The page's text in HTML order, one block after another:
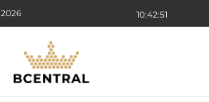
10:42:52